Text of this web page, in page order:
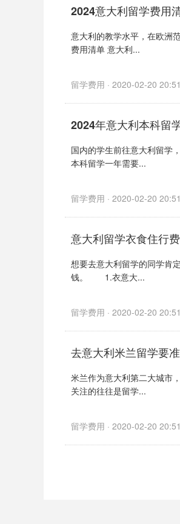
2024意大利留学费用
意大利的教学水平，在欧洲
费用清单 意大利...
留学费用 · 2020-02-20 20:51
2024年意大利本科留
国内的学生前往意大利留学
本科留学一年需要...
留学费用 · 2020-02-20 20:51
意大利留学衣食住行
想要去意大利留学的同学肯
钱。 1.衣意大...
留学费用 · 2020-02-20 20:51
去意大利米兰留学要
米兰作为意大利第二大城市
关注的往往是留学...
留学费用 · 2020-02-20 20:51